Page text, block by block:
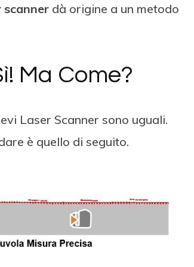
scanner dà origine a un metodo
Ma Come?
Laser Scanner sono uguali.
è quello di seguito.